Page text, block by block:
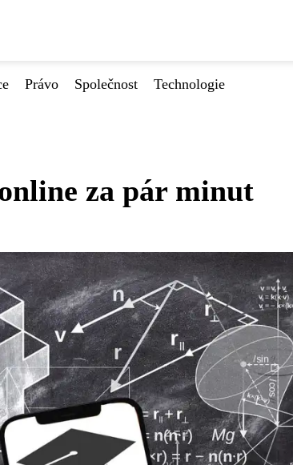
Právo Společnost Technologie
za pár minut